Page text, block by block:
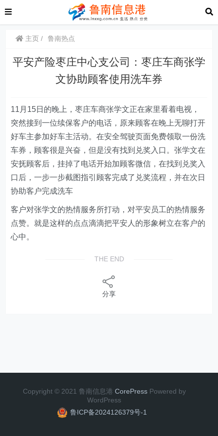
主页 鲁南热点
平安产险枣庄中心支公司：枣庄车商张学
文协助顾客使用洗车券
11月15日的晚上，枣庄车商张学文正在家里看着电视，
突然接到一位续保客户的电话，原来顾客在晚上无聊打开
好车主参加好车主活动。在安全驾驶页面免费领取一份洗
车券，顾客很是兴奋，但是没有找到兑奖入口。张学文在
安抚顾客后，挂掉了电话开始加顾客微信，在找到兑奖入
口后，一步一步截图指引顾客完成了兑奖流程，并在次日
协助客户完成洗车
客户对张学文的热情服务所打动，对平安员工的热情服务
点赞。就是这样的点点滴滴把平安人的形象树立在客户的
心中。
THE END
分享
Copyright © 2021 鲁南信息港 CorePress Powered by
WordPress
鲁ICP备2024126379号-1